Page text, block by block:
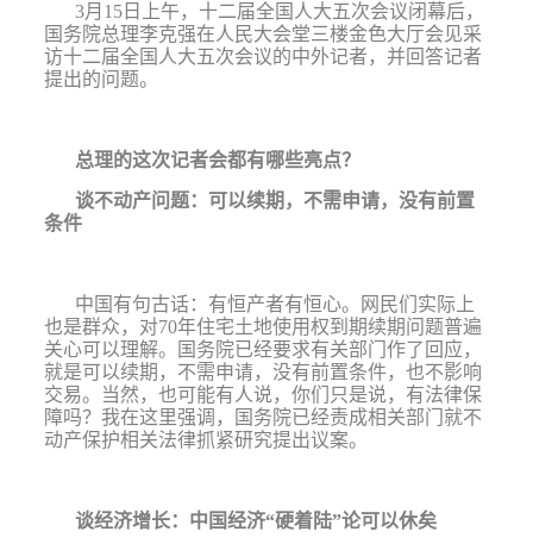
3月 15日上午，十二届全国人大五次会议闭幕后，
国务院总理李克强在人民大会堂三楼金色大厅会见采
访十二届全国人大五次会议的中外记者，并回答记者
提出的问题。
总理的这次记者会都有哪些亮点？
谈不动产问题：可以续期，不需申请，没有前置
条件
中国有句古话：有恒产者有恒心。网民们实际上
也是群众，对70年住宅土地使用权到期续期问题普遍
关心可以理解。国务院已经要求有关部门作了回应，
就是可以续期，不需申请，没有前置条件，也不影响
交易。
当然，也可能有人说，你们只是说，有法律保
障吗？我在这里强调，国务院已经责成相关部门就不
动产保护相关法律抓紧研究提出议案。
谈经济增长：中国经济“硬着陆”论可以休矣